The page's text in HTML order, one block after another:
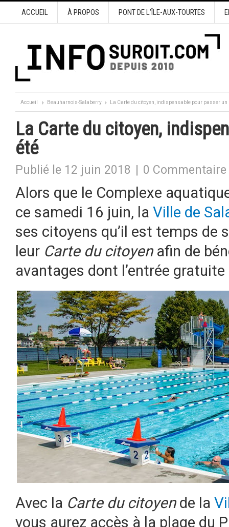
ACCUEIL À PROPOS PONT DE L’ÎLE-AUX-TOURTES
Accueil Beauharnois-Salaberry La Carte du citoyen, indispensable pour passer un
La Carte du citoyen,
été
Publié le 12 juin 2018 0 Commentaire
Alors que le Complexe
ce samedi 16 juin, la Ville de
ses citoyens qu’il est temps de
leur Carte du citoyenafin de
avantages dont l’entrée
Avec la Carte du citoyende la
vous aurez accès à la plage du